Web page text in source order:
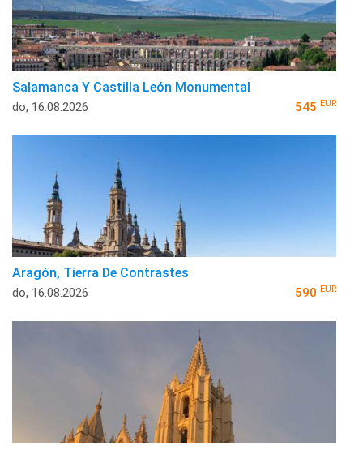
Salamanca Y Castilla León Monumental
do, 16.08.2026 545 EUR
Aragón, Tierra De Contrastes
do, 16.08.2026 590 EUR